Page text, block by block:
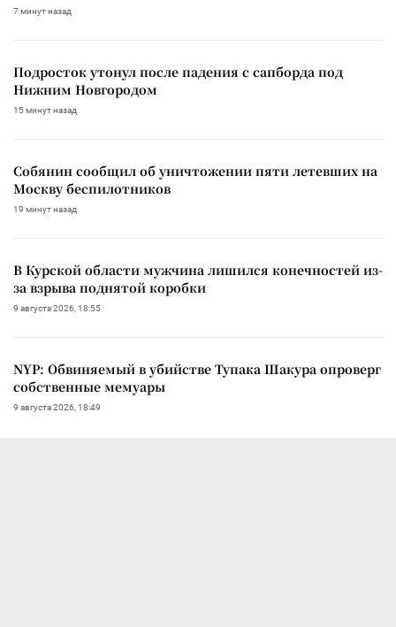
7 минут назад
Подросток утонул после падения с сапборда под
Нижним Новгородом
15 минут назад
Собянин сообщил об уничтожении пяти летевших на
Москву беспилотников
19 минут назад
В Курской области мужчина лишился конечностей из-
за взрыва поднятой коробки
9 августа 2026, 18:55
NYP: Обвиняемый в убийстве Тупака Шакура опроверг
собственные мемуары
9 августа 2026, 18:49